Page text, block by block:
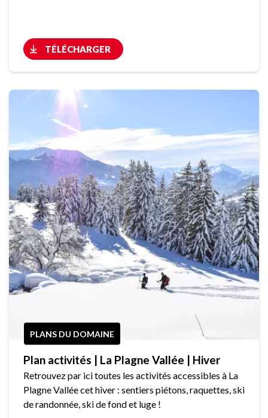
TÉLÉCHARGER
PLANS DU DOMAINE
Plan activités | La Plagne Vallée | Hiver
Retrouvez par ici toutes les activités accessibles à La
Plagne Vallée cet hiver : sentiers piétons, raquettes, ski
de randonnée, ski de fond et luge !